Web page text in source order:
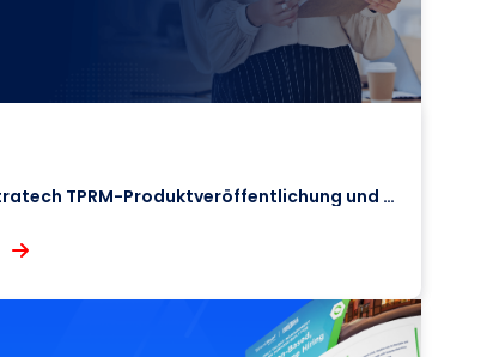
Oktober 2025 Mitratech TPRM-Produktveröffentlichung und Aktualisierung der Roadmap